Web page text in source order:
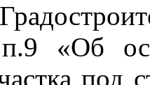
п.9 «Об
под